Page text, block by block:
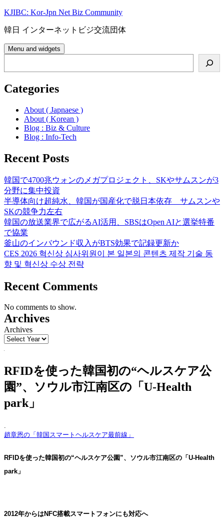
Skip
content
KJIBC: Kor-Jpn Net Biz Community
韓日 インターネットビジ交流団体
Menu and widgets
Categories
About ( Japnaese )
About ( Korean )
Blog : Biz & Culture
Blog : Info-Tech
Recent Posts
韓国で4700兆ウォンのメガプロジェクト、SKやサムスンが3
分野に集中投資
半導体向け超純水、韓国が国産化で脱日本依存 サムスンや
SKの競争力左右
韓国の放送業界で広がるAI活用、SBSはOpen AIと選挙特番
で協業
釜山のインバウンド収入がBTS効果で記録更新か
CES 2026 혁신상 심사위원이 본 일본의 콘텐츠 제작 기술 동
향 및 혁신상 수상 전략
Recent Comments
No comments to show.
Archives
Archives
RFIDを使った韓国初の“ヘルスケア公
園”、ソウル市江南区の「U-Health
park」
.
趙章恩の「韓国スマートヘルスケア最前線」
RFIDを使った韓国初の“ヘルスケア公園”、ソウル市江南区の「U-Health
park」
2012年からはNFC搭載スマートフォンにも対応へ